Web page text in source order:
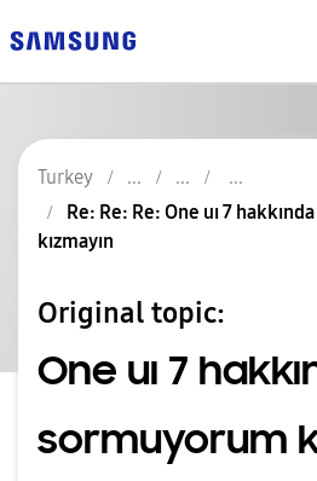
Turkey
Re: Re: Re: One uı 7
kızmayın
Original topic:
One uı 7
sormuyorum